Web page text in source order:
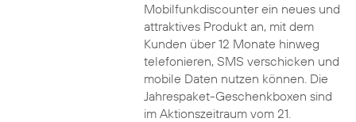
Mobilfunkdiscounter ein neues und
attraktives Produkt an, mit dem
Kunden über 12 Monate hinweg
telefonieren, SMS verschicken und
mobile Daten nutzen können. Die
Jahrespaket-Geschenkboxen sind
im Aktionszeitraum vom 21.